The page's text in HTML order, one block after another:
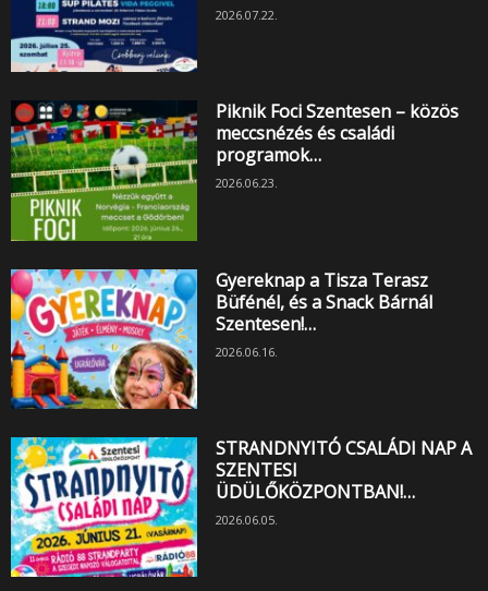
2026.07.22.
Piknik Foci Szentesen – közös
meccsnézés és családi
programok…
2026.06.23.
Gyereknap a Tisza Terasz
Büfénél, és a Snack Bárnál
Szentesen!…
2026.06.16.
STRANDNYITÓ CSALÁDI NAP A
SZENTESI
ÜDÜLŐKÖZPONTBAN!…
2026.06.05.